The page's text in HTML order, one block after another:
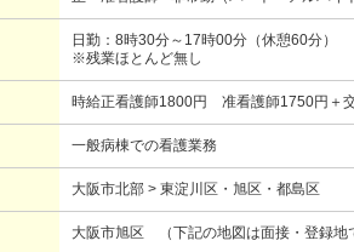
日勤：8時30分～17時00分（休憩60分）
※残業ほとんど無し
時給正看護師1800円 准看護師1750円＋交
一般病棟での看護業務
大阪市北部 > 東淀川区・旭区・都島区
大阪市旭区 （下記の地図は面接・登録地